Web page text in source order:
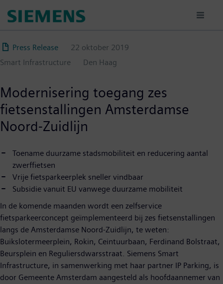
en
de
inhoud
gaan
Press Release
22 oktober 2019
Smart Infrastructure
Den Haag
Modernisering toegang zes
fietsenstallingen Amsterdamse
Noord-Zuidlijn
Toename duurzame stadsmobiliteit en reducering aantal
zwerffietsen
Vrije fietsparkeerplek sneller vindbaar
Subsidie vanuit EU vanwege duurzame mobiliteit
In de komende maanden wordt een zelfservice
fietsparkeerconcept geïmplementeerd bij zes fietsenstallingen
langs de Amsterdamse Noord-Zuidlijn, te weten:
Buikslotermeerplein, Rokin, Ceintuurbaan, Ferdinand Bolstraat,
Beursplein en Reguliersdwarsstraat. Siemens Smart
Infrastructure, in samenwerking met haar partner IP Parking, is
door Gemeente Amsterdam aangesteld als hoofdaannemer van